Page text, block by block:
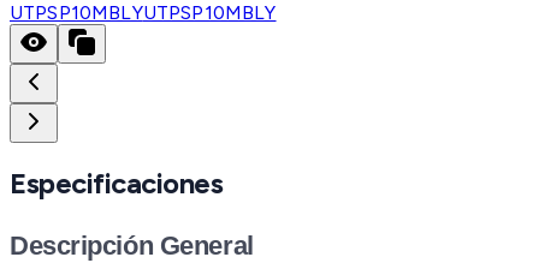
UTPSP10MBLYUTPSP10MBLY
Especificaciones
Descripción General